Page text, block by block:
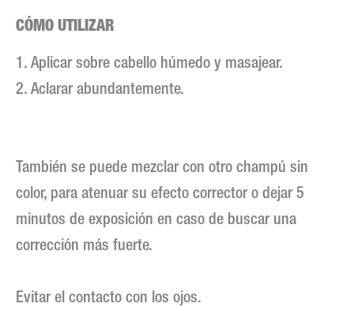
CÓMO UTILIZAR
1. Aplicar sobre cabello húmedo y masajear.
2. Aclarar abundantemente.
También se puede mezclar con otro champú sin
color, para atenuar su efecto corrector o dejar 5
minutos de exposición en caso de buscar una
corrección más fuerte.
Evitar el contacto con los ojos.